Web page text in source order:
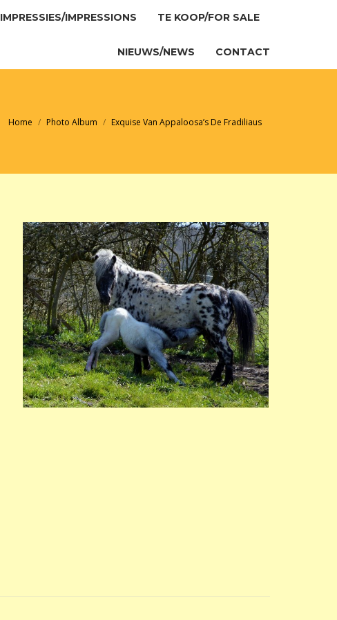
IMPRESSIES/IMPRESSIONS TE KOOP/FOR SALE
NIEUWS/NEWS CONTACT
Je bent hier:
Home Photo Album Exquise Van Appaloosa’s De Fradiliaus
IMPRESSIES/IMPRESSIONS TE KOOP/FOR SALE
NIEUWS/NEWS CONTACT